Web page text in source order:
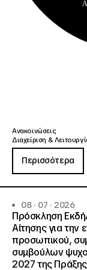
Ανακοινώσεις
Διαχείριση &
Περισσότερα
08 · 07 · 2026
Πρόσκληση
Αίτησης για την
προσωπικού,
συμβούλων
2027 της